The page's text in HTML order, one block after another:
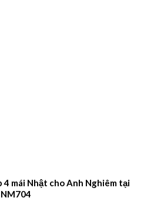
mái Nhật cho Anh Nghiêm tại